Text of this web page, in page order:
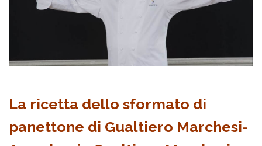
La ricetta dello sformato di
panettone di Gualtiero Marchesi-